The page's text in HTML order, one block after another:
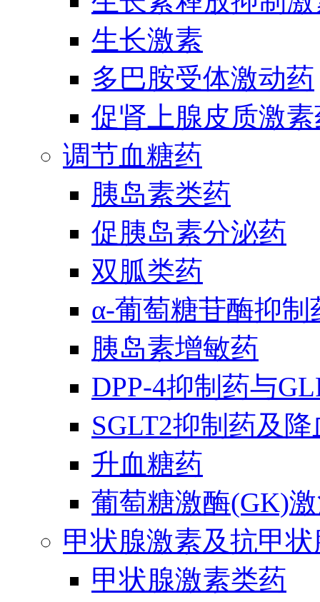
生长激素
多巴胺受体激动药
促肾上腺皮质激
调节血糖药
胰岛素类药
促胰岛素分泌药
双胍类药
α-葡萄糖苷酶抑制
胰岛素增敏药
DPP-4抑制药与
SGLT2抑制药及
升血糖药
葡萄糖激酶(GK)
甲状腺激素及抗甲
甲状腺激素类药